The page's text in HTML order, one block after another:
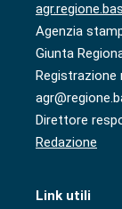
Agenzia
Giunta
Registrazione
Direttore
Redazione
Link utili